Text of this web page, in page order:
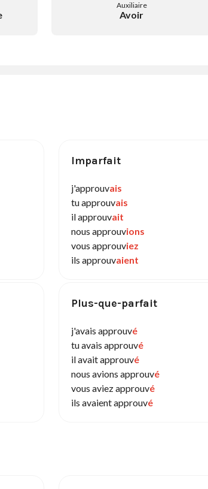
Auxiliaire
Avoir
Imparfait
j'approuvais
tu approuvais
il approuvait
nous approuvions
vous approuviez
ils approuvaient
Plus-que-parfait
j'avais approuvé
tu avais approuvé
il avait approuvé
nous avions approuvé
vous aviez approuvé
ils avaient approuvé